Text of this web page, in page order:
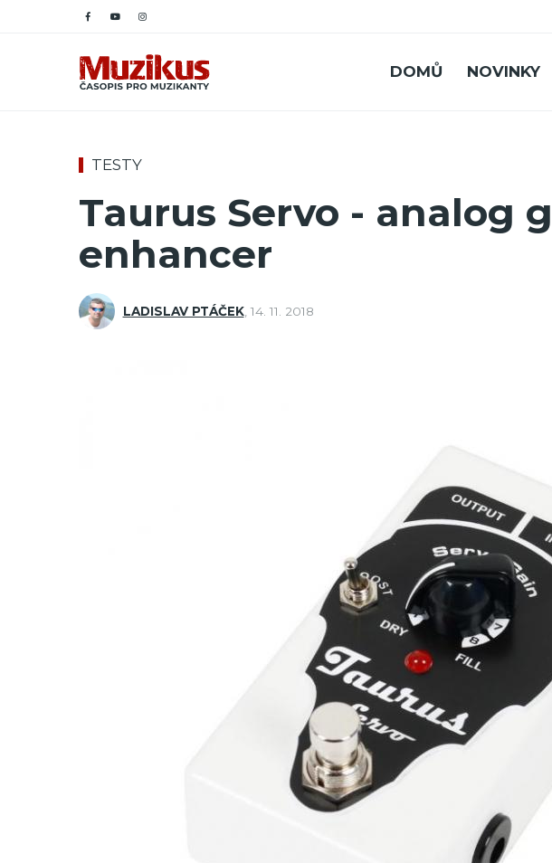
DOMŮ NOVINKY
TESTY
Taurus Servo - analog
enhancer
LADISLAV PTÁČEK, 14. 11. 2018